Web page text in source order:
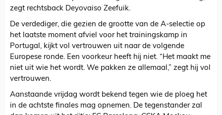
zegt rechtsback Deyovaiso Zeefuik.
De verdediger, die gezien de grootte van de A-selectie op
het laatste moment afviel voor het trainingskamp in
Portugal, kijkt vol vertrouwen uit naar de volgende
Europese ronde. Een voorkeur heeft hij niet. “Het maakt me
niet uit wie het wordt. We pakken ze allemaal,” zegt hij vol
vertrouwen.
Aanstaande vrijdag wordt bekend tegen wie de ploeg het
in de achtste finales mag opnemen. De tegenstander zal